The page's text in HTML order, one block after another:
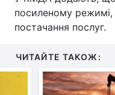
посиленому
постачання послуг.
ЧИТАЙТЕ ТАКОЖ: